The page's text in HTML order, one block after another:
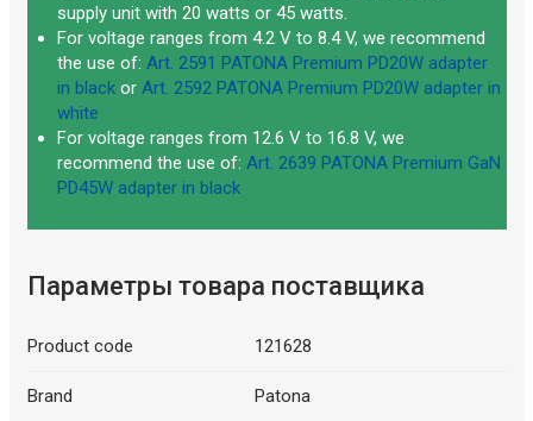
supply unit with 20 watts or 45 watts.
For voltage ranges from 4.2 V to 8.4 V, we recommend
the use of: Art. 2591 PATONA Premium PD20W adapter
in blackor Art. 2592 PATONA Premium PD20W adapter in
white
For voltage ranges from 12.6 V to 16.8 V, we
recommend the use of: Art. 2639 PATONA Premium GaN
PD45W adapter in black
Параметры товара поставщика
Product code 121628
Brand Patona